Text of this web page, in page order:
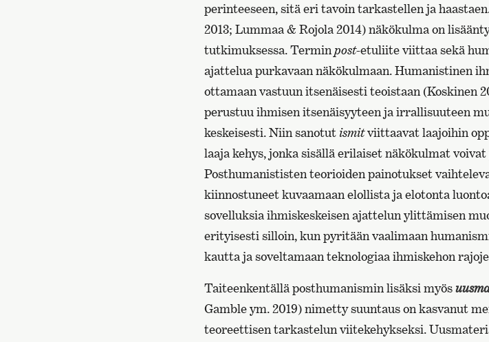
perinteeseen, sitä eri tavoin tarkastellen ja
2013; Lummaa & Rojola 2014) näkökulma on
tutkimuksessa. Termin post-etuliite viittaa sekä
ajattelua purkavaan näkökulmaan. Humanistinen
ottamaan vastuun itsenäisesti teoistaan (Koskinen
perustuu ihmisen itsenäisyyteen ja irrallisuuteen
keskeisesti. Niin sanotut ismitviittaavat laajoihin
laaja kehys, jonka sisällä erilaiset näkökulmat
Posthumanististen teorioiden painotukset
kiinnostuneet kuvaamaan elollista ja elotonta
sovelluksia ihmiskeskeisen ajattelun ylittämisen
erityisesti silloin, kun pyritään vaalimaan
kautta ja soveltamaan teknologiaa ihmiskehon
Taiteenkentällä posthumanismin lisäksi myös
Gamble ym. 2019) nimetty suuntaus on kasvanut
teoreettisen tarkastelun viitekehykseksi.